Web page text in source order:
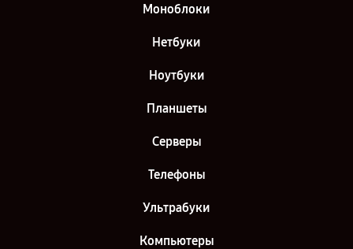
Моноблоки
Нетбуки
Ноутбуки
Планшеты
Серверы
Телефоны
Ультрабуки
Компьютеры